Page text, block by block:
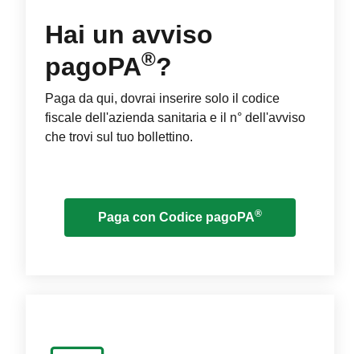
Hai un avviso
pagoPA®?
Paga da qui, dovrai inserire solo il codice
fiscale dell'azienda sanitaria e il n° dell'avviso
che trovi sul tuo bollettino.
Paga con Codice pagoPA®